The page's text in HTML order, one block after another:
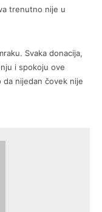
trenutno nije u
Svaka donacija,
i spokoju ove
da nijedan čovek nije